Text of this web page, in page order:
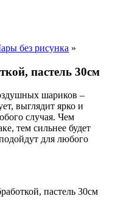
без рисунка »
пастель 30см
шариков –
выглядит ярко и
случая. Чем
тем сильнее будет
для любого
пастель 30см